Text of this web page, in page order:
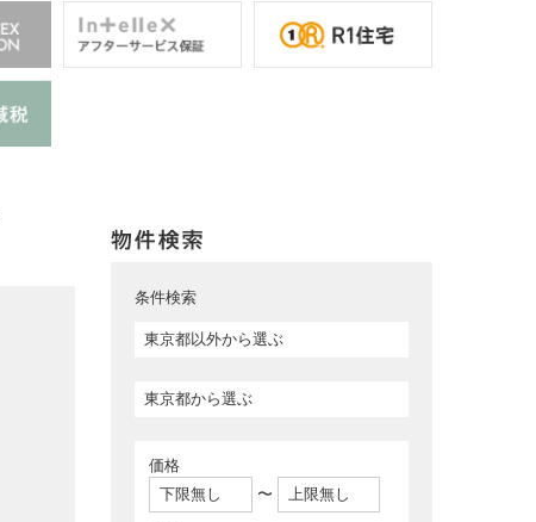
条件検索
価格
〜